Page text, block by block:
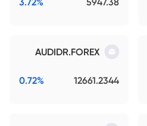
AUDIDR.FOREX
12661.2344
0.72%